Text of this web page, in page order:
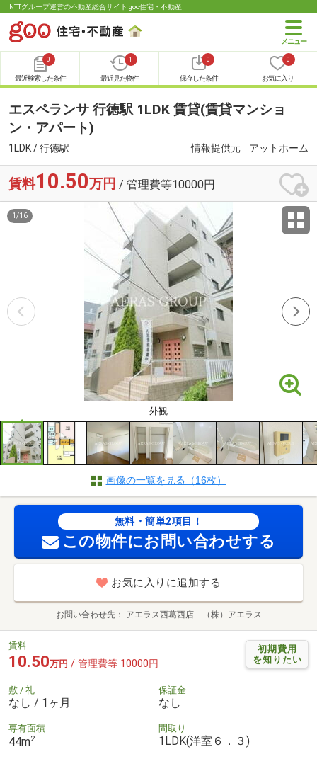
NTTグループ運営の不動産総合サイト goo住宅・不動産
0
最近検索した条件
1
最近見た物件
0
保存した条件
0
お気に入り
エスペランサ 行徳駅 1LDK 賃貸(賃貸マンショ
ン・アパート)
1LDK / 行徳駅 情報提供元 アットホーム
賃料10.50万円 / 管理費等10000円
外観
1 /16
画像の一覧を見る（16枚）
無料・簡単2項目！
この物件にお問い合わせする
お気に入りに追加する
お問い合わせ先 アエラス西葛西店 （株）アエラス
初期費用
を知りたい
賃料
10.50万円 / 管理費等 10000円
敷 / 礼
なし / 1ヶ月
保証金
なし
専有面積
44m2
間取り
1LDK(洋室６．３)